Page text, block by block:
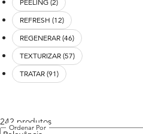
PEELING (2)
REFRESH (12)
REGENERAR (46)
TEXTURIZAR (57)
TRATAR (91)
242 produtos
Ordenar Por